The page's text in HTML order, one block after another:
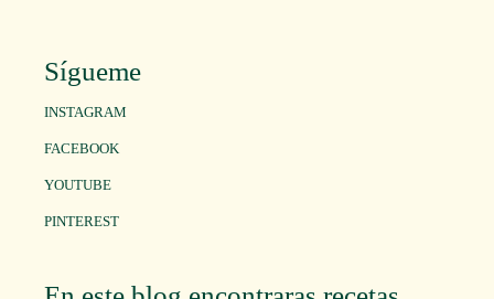
Sígueme
INSTAGRAM
FACEBOOK
YOUTUBE
PINTEREST